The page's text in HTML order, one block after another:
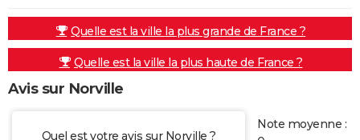
Quelle est la ville la plus grande de France ?
Quelle est la ville la plus haute de France ?
Avis sur Norville
Quel est votre avis sur Norville ?
Note moyenne :